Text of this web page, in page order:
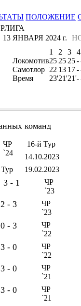
ПОЛОЖЕНИЕ
13 ЯНВАРЯ 2024 г.
1 2 3 4
Локомотив25 25 25-
Самотлор 22 13 17-
Время
23'21'21'-
команд
ЧР
`24
16-й Тур
14.10.2023
19.02.2023
3 - 1
ЧР
`23
2 - 3
ЧР
`23
0 - 3
ЧР
`22
3 - 0
ЧР
`22
3 - 0
ЧР
`21
3 - 0
ЧР
`21